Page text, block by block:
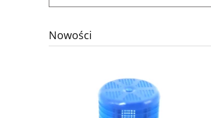
Nowości